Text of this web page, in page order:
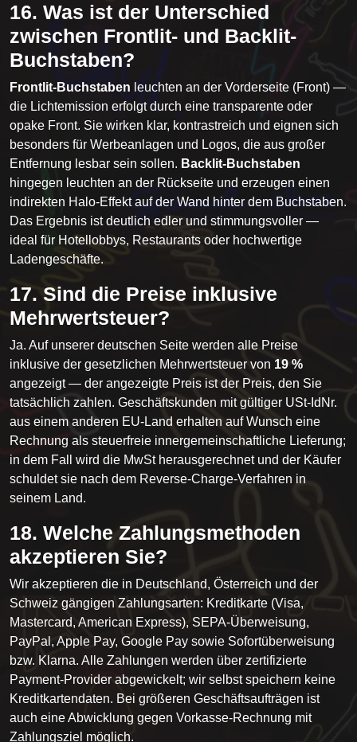
16. Was ist der Unterschied
zwischen Frontlit- und Backlit-
Buchstaben?
Frontlit-Buchstaben leuchten an der Vorderseite (Front) —
die Lichtemission erfolgt durch eine transparente oder
opake Front. Sie wirken klar, kontrastreich und eignen sich
besonders für Werbeanlagen und Logos, die aus großer
Entfernung lesbar sein sollen. Backlit-Buchstaben
hingegen leuchten an der Rückseite und erzeugen einen
indirekten Halo-Effekt auf der Wand hinter dem Buchstaben.
Das Ergebnis ist deutlich edler und stimmungsvoller —
ideal für Hotellobbys, Restaurants oder hochwertige
Ladengeschäfte.
17. Sind die Preise inklusive
Mehrwertsteuer?
Ja. Auf unserer deutschen Seite werden alle Preise
inklusive der gesetzlichen Mehrwertsteuer von 19 %
angezeigt — der angezeigte Preis ist der Preis, den Sie
tatsächlich zahlen. Geschäftskunden mit gültiger USt-IdNr.
aus einem anderen EU-Land erhalten auf Wunsch eine
Rechnung als steuerfreie innergemeinschaftliche Lieferung;
in dem Fall wird die MwSt herausgerechnet und der Käufer
schuldet sie nach dem Reverse-Charge-Verfahren in
seinem Land.
18. Welche Zahlungsmethoden
akzeptieren Sie?
Wir akzeptieren die in Deutschland, Österreich und der
Schweiz gängigen Zahlungsarten: Kreditkarte (Visa,
Mastercard, American Express), SEPA-Überweisung,
PayPal, Apple Pay, Google Pay sowie Sofortüberweisung
bzw. Klarna. Alle Zahlungen werden über zertifizierte
Payment-Provider abgewickelt; wir selbst speichern keine
Kreditkartendaten. Bei größeren Geschäftsaufträgen ist
auch eine Abwicklung gegen Vorkasse-Rechnung mit
Zahlungsziel möglich.